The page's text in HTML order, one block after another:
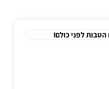
הטבות לפני כולם!